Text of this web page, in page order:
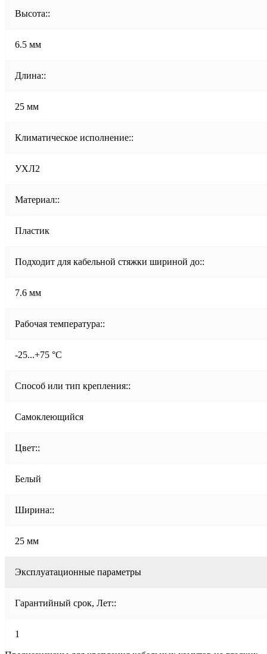
Высота::
6.5 мм
Длина::
25 мм
Климатическое исполнение::
УХЛ2
Материал::
Пластик
Подходит для кабельной стяжки шириной до::
7.6 мм
Рабочая температура::
-25...+75 °C
Способ или тип крепления::
Самоклеющийся
Цвет::
Белый
Ширина::
25 мм
Эксплуатационные параметры
Гарантийный срок, Лет::
1